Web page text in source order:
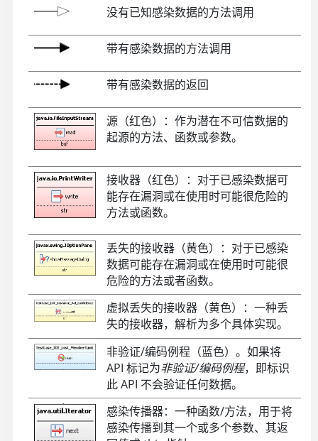
没有已知感染数据的方法调用
带有感染数据的方法调用
带有感染数据的返回
源（红色）：作为潜在不可信数据的
起源的方法、函数或参数。
接收器（红色）：对于已感染数据可
能存在漏洞或在使用时可能很危险的
方法或函数。
丢失的接收器（黄色）：对于已感染
数据可能存在漏洞或在使用时可能很
危险的方法或者函数。
虚拟丢失的接收器（黄色）：一种丢
失的接收器，解析为多个具体实现。
非验证/编码例程（蓝色）。如果将
API 标记为非验证/编码例程，即标识
此 API 不会验证任何数据。
感染传播器：一种函数/方法，用于将
感染传播到其一个或多个参数、其返